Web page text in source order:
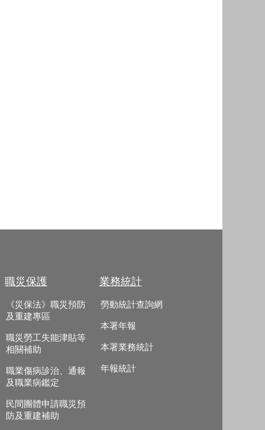
職災保護
《災保法》職災預防
及重建專區
職災勞工失能津貼等
相關補助
職業傷病診治、通報
及職業病鑑定
民間團體申請職災預
防及重建補助
業務統計
勞動統計查詢網
本署年報
本署業務統計
年報統計